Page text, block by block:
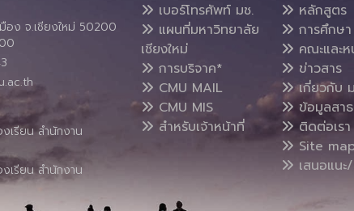
อง จ.เชียงใหม่ 50200
เรียน สำนักงาน
เรียน สำนักงาน
เบอร์โทรศัพท์ มช.
แผนที่มหาวิทยาลัย
เชียงใหม่
การบริจาค*
CMU MAIL
CMU MIS
สำหรับเจ้าหน้าที่
หลักสูตร
การศึกษา
คณะและ
ข่าวสาร
เกี่ยวกับ
ข้อมูลสา
ติดต่อเรา
Site
เสนอแนะ